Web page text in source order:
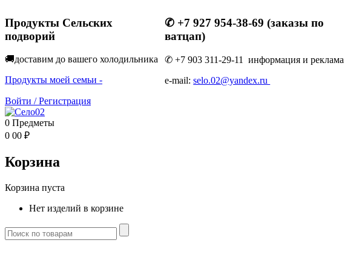
Продукты Сельских
подворий
🚚доставим до вашего холодильника
Продукты моей семьи -
✆ +7 927 954-38-69 (заказы по
ватцап)
✆ +7 903 311-29-11 информация и реклама
e-mail:selo.02@yandex.ru
Войти /Регистрация
0 Предметы
0 00 ₽
Корзина
Корзина пуста
Нет изделий в корзине